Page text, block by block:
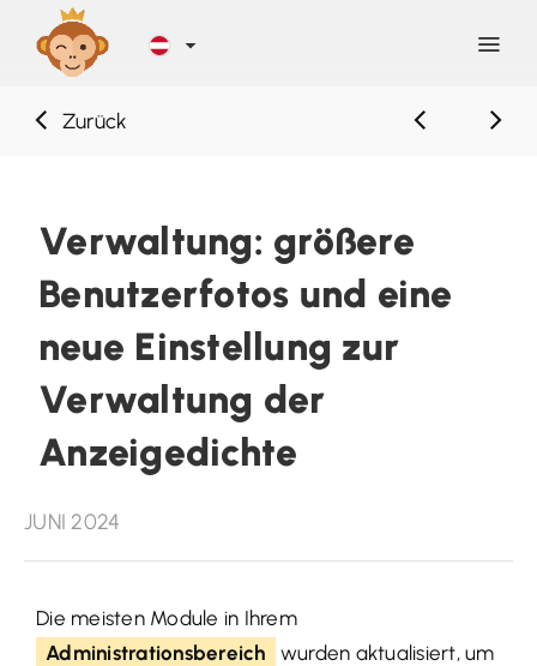
Blog
Hilfe
Kontakt
Registrierung
Zurück
Verwaltung: größere
Benutzerfotos und eine
neue Einstellung zur
Verwaltung der
Anzeigedichte
JUNI 2024
Die meisten Module in Ihrem
Administrationsbereich
wurden aktualisiert, um